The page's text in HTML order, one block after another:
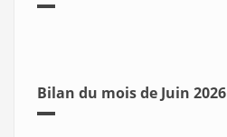
Bilan du mois de Juin 2026